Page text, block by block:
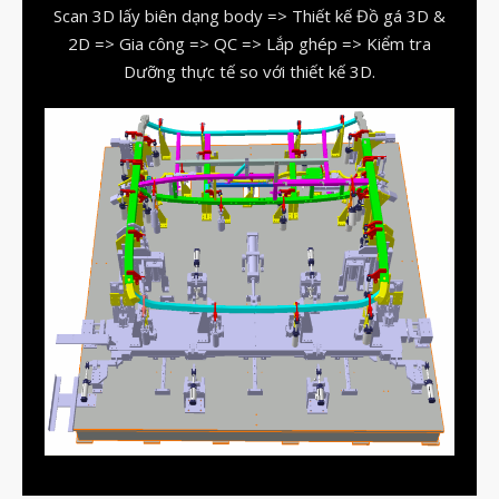
vật liệu in 3D tiếp xúc dầu
vật liệu in 3D kháng dung môi
đọc datasheet vật liệu in 3D
phun hạt mài chi tiết in 3D
Tháng Tám 2026
Tháng Bảy 2026
Tháng Năm 2026
Tháng Tư 2026
Tháng Ba 2026
Scan 3D lấy biên dạng body => Thiết kế Đồ gá 3D &
2D => Gia công => QC => Lắp ghép => Kiểm tra
Dưỡng thực tế so với thiết kế 3D.